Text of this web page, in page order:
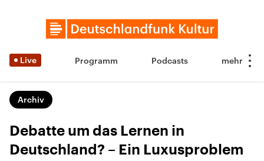
Live Programm Podcasts
Archiv
Debatte um das Lernen in
Deutschland? – Ein Luxusproblem